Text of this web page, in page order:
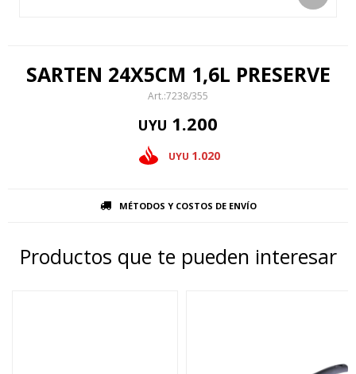
SARTEN 24X5CM 1,6L PRESERVE
7238/355
UYU 1.200
UYU 1.020
MÉTODOS Y COSTOS DE ENVÍO
Productos que te pueden interesar